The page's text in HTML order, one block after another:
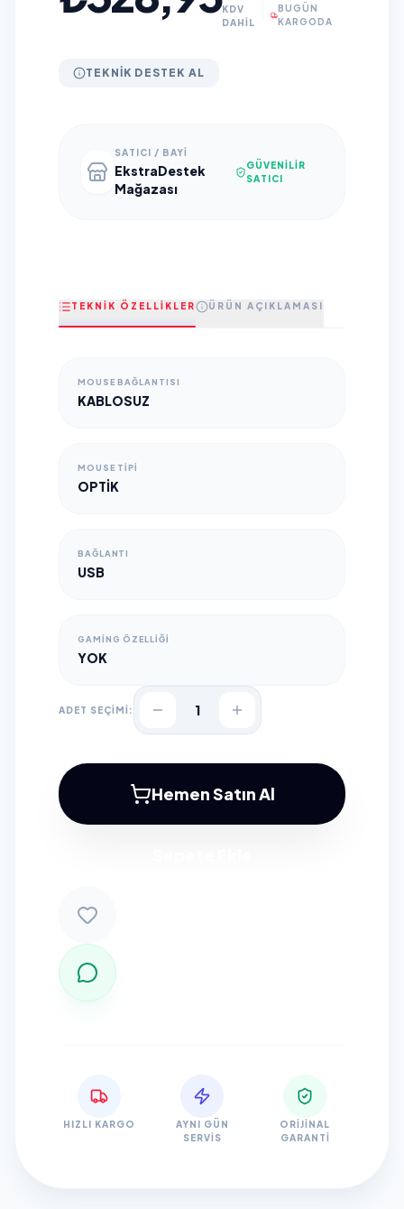
KDV
DAHİL
BUGÜN
KARGODA
TEKNIK DESTEK AL
SATICI / BAYI
EkstraDestek
Mağazası
GÜVENILIR
SATICI
TEKNİK ÖZELLİKLER ÜRÜN AÇIKLAMASI
MOUSE BAĞLANTISI
KABLOSUZ
MOUSE TIPI
OPTIK
BAĞLANTI
USB
GAMING ÖZELLIĞI
YOK
ADET SEÇİMİ: 1
Hemen Satın Al
HIZLI KARGO
AYNI GÜN
SERVIS
ORIJINAL
GARANTI